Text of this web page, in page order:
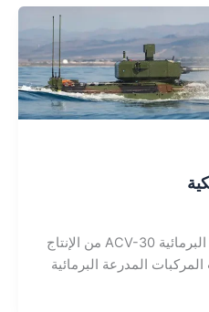
تقترب مركبة المشاة القتالية البرمائية ACV-30 من الإنتاج
2020، دخلت المركبات المدرعة البرمائية